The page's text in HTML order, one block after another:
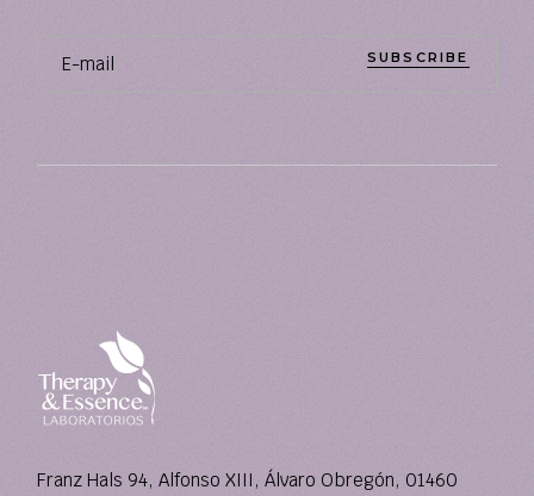
SUBSCRIBE
Franz Hals 94, Alfonso XIII, Álvaro Obregón, 01460